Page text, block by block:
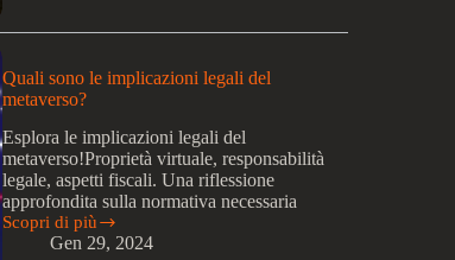
le
componenti
chiave
della
tecnologia
blockchain?
Quali sono le implicazioni legali del
metaverso?
Esplora le implicazioni legali del
metaverso!Proprietà virtuale, responsabilità
legale, aspetti fiscali. Una riflessione
approfondita sulla normativa necessaria
Scopri di più
Quali
Gen 29, 2024